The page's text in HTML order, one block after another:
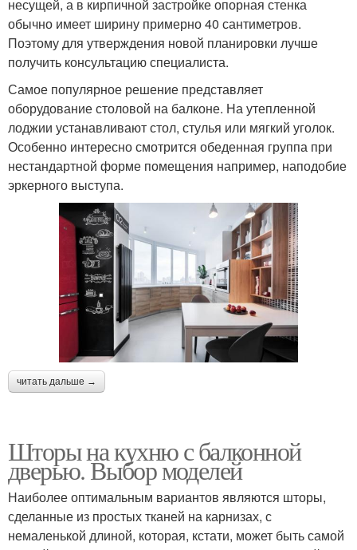
несущей, а в кирпичной застройке опорная стенка
обычно имеет ширину примерно 40 сантиметров.
Поэтому для утверждения новой планировки лучше
получить консультацию специалиста.
Самое популярное решение представляет
оборудование столовой на балконе. На утепленной
лоджии устанавливают стол, стулья или мягкий уголок.
Особенно интересно смотрится обеденная группа при
нестандартной форме помещения например, наподобие
эркерного выступа.
читать дальше →
Шторы на кухню с балконной
дверью. Выбор моделей
Наиболее оптимальным вариантов являются шторы,
сделанные из простых тканей на карнизах, с
немаленькой длиной, которая, кстати, может быть самой